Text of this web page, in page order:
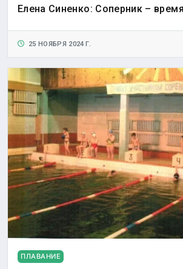
Елена Синенко: Соперник – время
25 НОЯБРЯ 2024 Г.
ПЛАВАНИЕ